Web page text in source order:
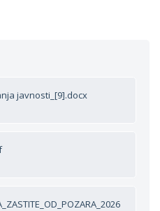
javnosti_[9].docx